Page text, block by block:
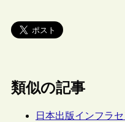
類似の記事
日本出版インフラ